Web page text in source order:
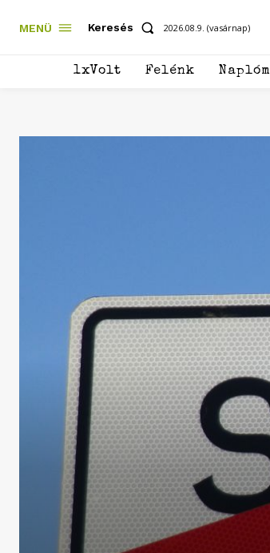
MENÜ Keresés 2026.08.9. (vasárnap)
1xVolt Felénk Naplóm